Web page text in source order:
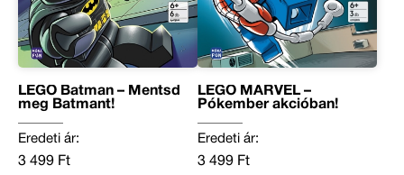
LEGO Batman – Mentsd
meg Batmant!
Eredeti ár:
3 499 Ft
LEGO MARVEL –
Pókember akcióban!
Eredeti ár:
3 499 Ft